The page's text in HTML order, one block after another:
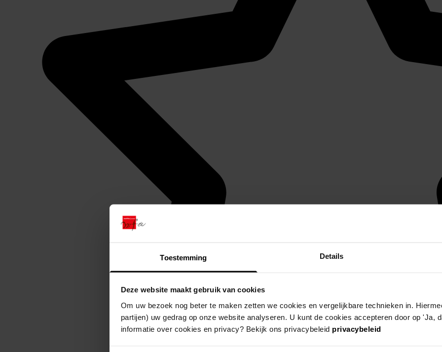
Toestemming Details
Deze website maakt gebruik van cookies
Om uw bezoek nog beter te maken zetten we cookies en vergelijkbare technieken in.
partijen) uw gedrag op onze website analyseren. U kunt de cookies accepteren door op 'Ja,
informatie over cookies en privacy? Bekijk ons privacybeleid privacybeleid